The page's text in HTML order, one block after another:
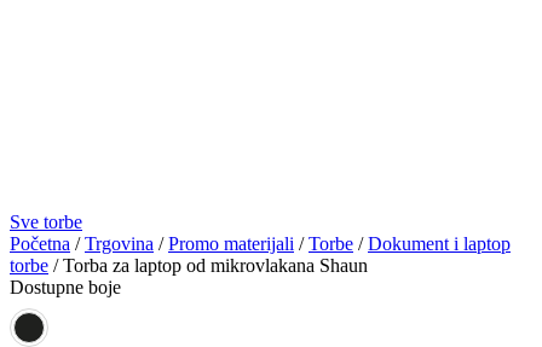
Sve torbe
Početna /Trgovina /Promo materijali /Torbe /Dokument i laptop
torbe / Torba za laptop od mikrovlakana Shaun
Dostupne boje